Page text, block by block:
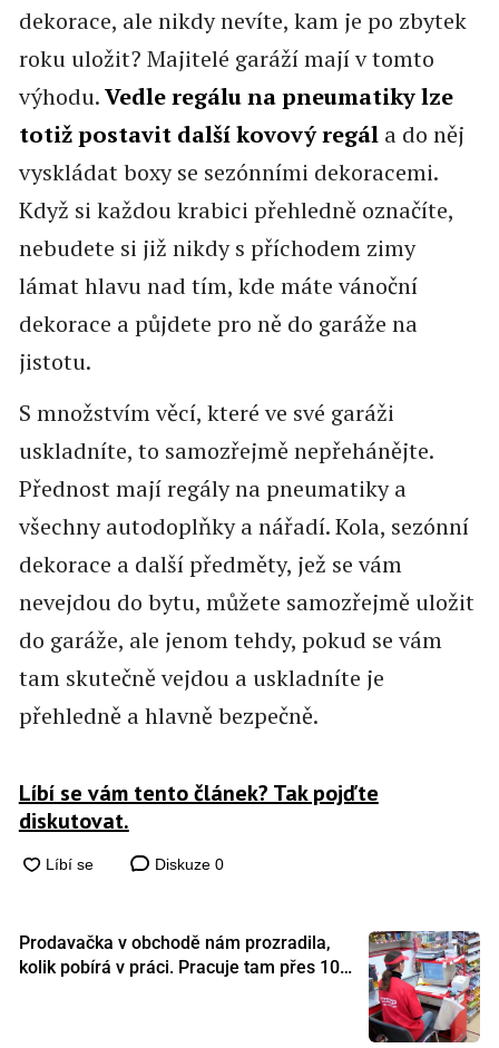
dekorace, ale nikdy nevíte, kam je po zbytek
roku uložit? Majitelé garáží mají v tomto
výhodu.Vedle regálu na pneumatiky lze
totiž postavit další kovový regála do něj
vyskládat boxy se sezónními dekoracemi.
Když si každou krabici přehledně označíte,
nebudete si již nikdy s příchodem zimy
lámat hlavu nad tím, kde máte vánoční
dekorace a půjdete pro ně do garáže na
jistotu.
S množstvím věcí, které ve své garáži
uskladníte, to samozřejmě nepřehánějte.
Přednost mají regály na pneumatiky a
všechny autodoplňky a nářadí. Kola, sezónní
dekorace a další předměty, jež se vám
nevejdou do bytu, můžete samozřejmě uložit
do garáže, ale jenom tehdy, pokud se vám
tam skutečně vejdou a uskladníte je
přehledně a hlavně bezpečně.
Líbí se vám tento článek? Tak pojďte
diskutovat.
Diskuze 0
Prodavačka v obchodě nám prozradila,
kolik pobírá v práci. Pracuje tam přes 10